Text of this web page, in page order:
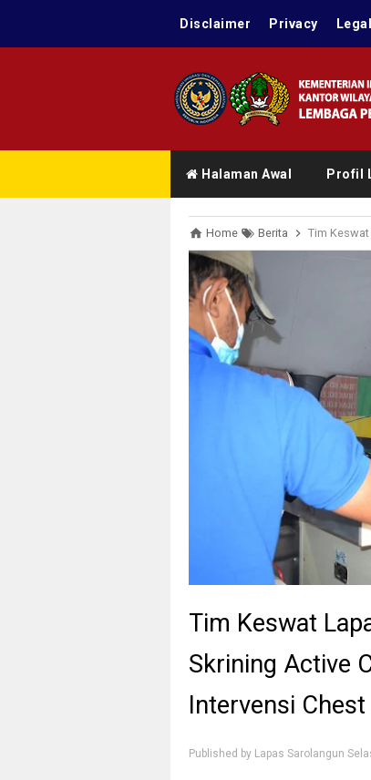
Disclaimer Privacy
Halaman Awal Profil
Home Berita Tim Keswat Lapas
Tim Keswat
Skrining Active
Intervensi Chest
Published by Lapas Sarolangun